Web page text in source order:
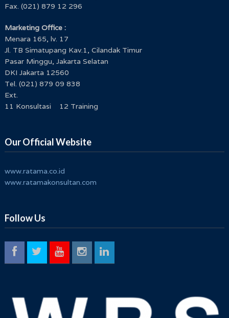
Fax. (021) 879 12 296
Marketing Office :
Menara 165, lv. 17
Jl. TB Simatupang Kav.1, Cilandak Timur
Pasar Minggu, Jakarta Selatan
DKI Jakarta 12560
Tel. (021) 879 09 838
Ext.
11 Konsultasi 12 Training
Our Official Website
www.ratama.co.id
www.ratamakonsultan.com
Follow Us